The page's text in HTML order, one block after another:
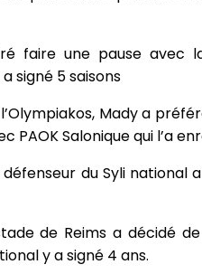
faire une pause avec
signé 5 saisons
Mady a
Salonique qui l’a
défenseur du Syli
de Reims a décidé de
y a signé 4 ans.